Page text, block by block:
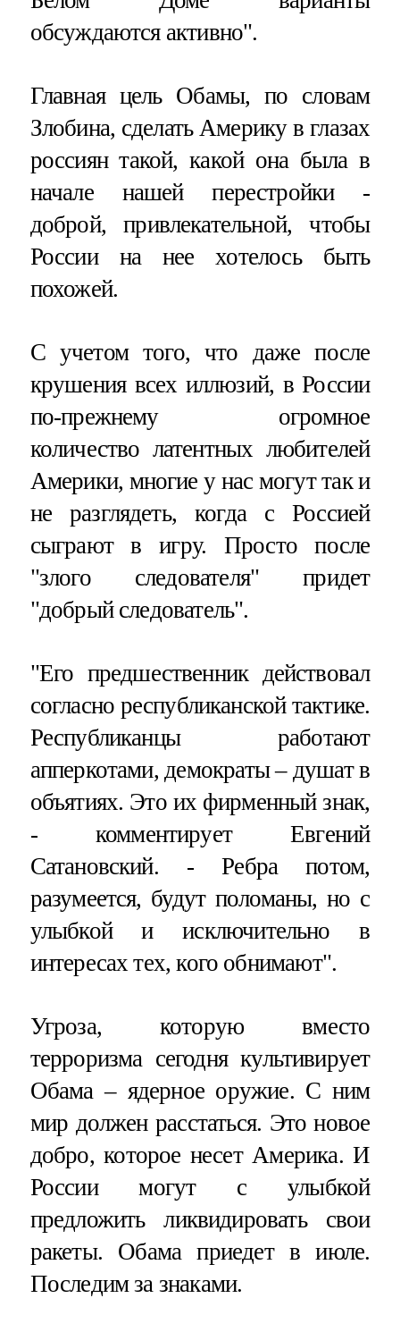
обсуждаются активно".
Главная цель Обамы, по словам
Злобина, сделать Америку в глазах
россиян такой, какой она была в
начале нашей перестройки -
доброй, привлекательной, чтобы
России на нее хотелось быть
похожей.
С учетом того, что даже после
крушения всех иллюзий, в России
по-прежнему огромное
количество латентных любителей
Америки, многие у нас могут так и
не разглядеть, когда с Россией
сыграют в игру. Просто после
"злого следователя" придет
"добрый следователь".
"Его предшественник действовал
согласно республиканской тактике.
Республиканцы работают
апперкотами, демократы – душат в
объятиях. Это их фирменный знак,
- комментирует Евгений
Сатановский. - Ребра потом,
разумеется, будут поломаны, но с
улыбкой и исключительно в
интересах тех, кого обнимают".
Угроза, которую вместо
терроризма сегодня культивирует
Обама – ядерное оружие. С ним
мир должен расстаться. Это новое
добро, которое несет Америка. И
России могут с улыбкой
предложить ликвидировать свои
ракеты. Обама приедет в июле.
Последим за знаками.